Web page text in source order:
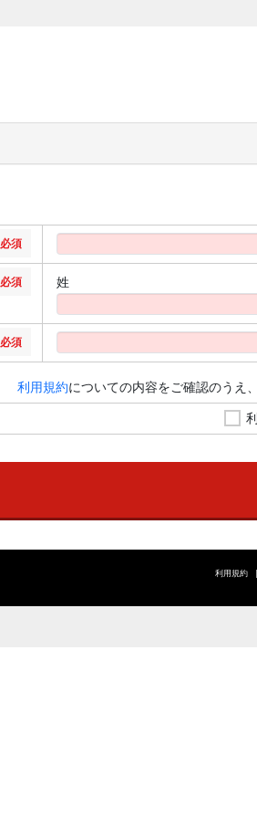
必須
必須 姓
必須
利用規約についての内容をご確認のうえ
利用規約